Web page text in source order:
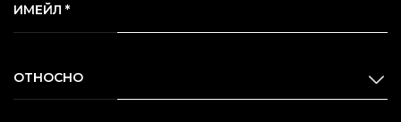
ИМЕЙЛ *
ОТНОСНО